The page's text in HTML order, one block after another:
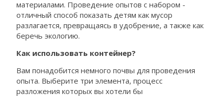
материалами. Проведение опытов с набором -
отличный способ показать детям как мусор
разлагается, превращаясь в удобрение, а также как
беречь экологию.
Как использовать контейнер?
Вам понадобится немного почвы для проведения
опыта. Выберите три элемента, процесс
разложения которых вы хотели бы